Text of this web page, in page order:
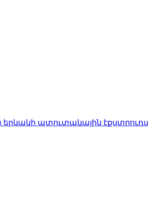
երկակի պտուտակային